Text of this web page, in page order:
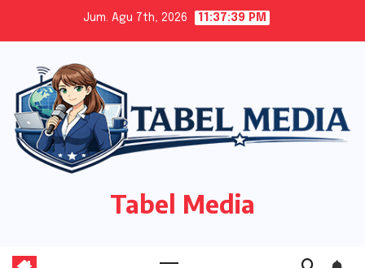
Jum. Agu 7th, 2026 11:37:40 PM
Tabel Media